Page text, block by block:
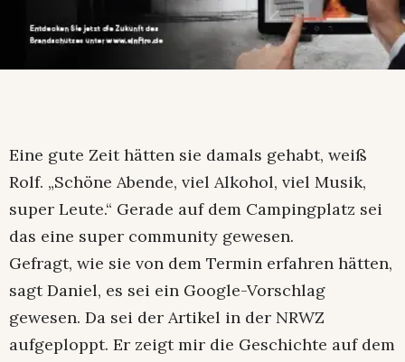
Eine gute Zeit hätten sie damals gehabt, weiß
Rolf. „Schöne Abende, viel Alkohol, viel Musik,
super Leute.“ Gerade auf dem Campingplatz sei
das eine super community gewesen.
Gefragt, wie sie von dem Termin erfahren hätten,
sagt Daniel, es sei ein Google-Vorschlag
gewesen. Da sei der Artikel in der NRWZ
aufgeploppt. Er zeigt mir die Geschichte auf dem